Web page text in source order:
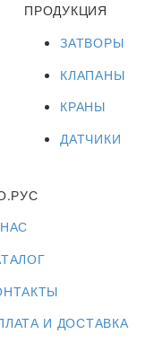
ПРОДУКЦИЯ
ЗАТВОРЫ
КЛАПАНЫ
КРАНЫ
ДАТЧИКИ
И ДОСТАВКА